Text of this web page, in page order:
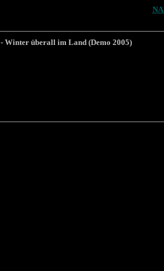
- Winter überall im Land (Demo 2005)